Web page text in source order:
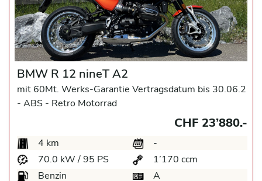
BMW R 12 nineT A2
mit 60Mt. Werks-Garantie Vertragsdatum bis 30.06.2
- ABS - Retro Motorrad
CHF 23’880.-
4 km
-
70.0 kW / 95 PS
1’170 ccm
Benzin
A